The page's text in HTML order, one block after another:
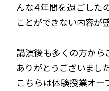
んな4年間を過ごした
ことができない内容が
講演後も多くの方から
ありがとうございまし
こちらは体験授業オ